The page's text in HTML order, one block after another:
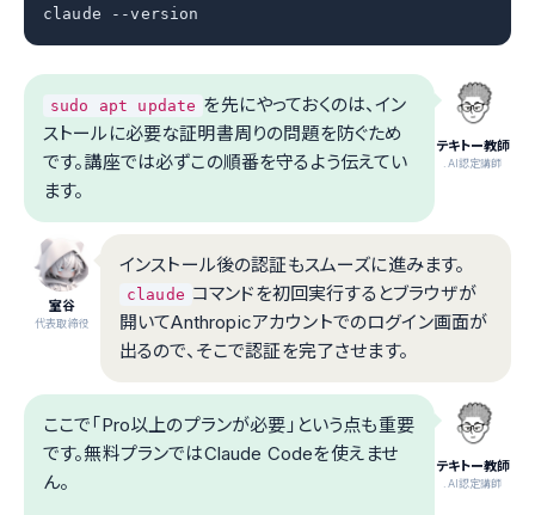
claude --version
テキトー教師
.AI認定講師
sudo apt update を先にやっておくのは、イン
ストールに必要な証明書周りの問題を防ぐため
です。講座では必ずこの順番を守るよう伝えてい
ます。
室谷
代表取締役
インストール後の認証もスムーズに進みます。
claude コマンドを初回実行するとブラウザが
開いてAnthropicアカウントでのログイン画面が
出るので、そこで認証を完了させます。
テキトー教師
.AI認定講師
ここで「Pro以上のプランが必要」という点も重要
です。無料プランではClaude Codeを使えませ
ん。